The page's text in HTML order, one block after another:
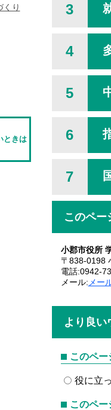
3
4
5
6
7
このペー
小郡市役所
〒838-0198
電話:0942-
メール: メー
より良い
このペー
役に立
このペー
くり
ときは